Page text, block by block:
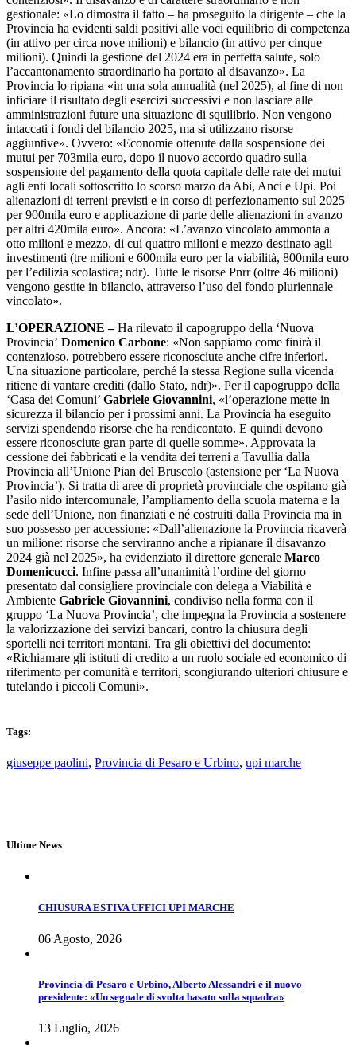
gestionale: «Lo dimostra il fatto – ha proseguito la dirigente – che la
Provincia ha evidenti saldi positivi alle voci equilibrio di competenza
(in attivo per circa nove milioni) e bilancio (in attivo per cinque
milioni). Quindi la gestione del 2024 era in perfetta salute, solo
l’accantonamento straordinario ha portato al disavanzo». La
Provincia lo ripiana «in una sola annualità (nel 2025), al fine di non
inficiare il risultato degli esercizi successivi e non lasciare alle
amministrazioni future una situazione di squilibrio. Non vengono
intaccati i fondi del bilancio 2025, ma si utilizzano risorse
aggiuntive». Ovvero: «Economie ottenute dalla sospensione dei
mutui per 703mila euro, dopo il nuovo accordo quadro sulla
sospensione del pagamento della quota capitale delle rate dei mutui
agli enti locali sottoscritto lo scorso marzo da Abi, Anci e Upi. Poi
alienazioni di terreni previsti e in corso di perfezionamento sul 2025
per 900mila euro e applicazione di parte delle alienazioni in avanzo
per altri 420mila euro». Ancora: «L’avanzo vincolato ammonta a
otto milioni e mezzo, di cui quattro milioni e mezzo destinato agli
investimenti (tre milioni e 600mila euro per la viabilità, 800mila euro
per l’edilizia scolastica; ndr). Tutte le risorse Pnrr (oltre 46 milioni)
vengono gestite in bilancio, attraverso l’uso del fondo pluriennale
vincolato».
L’OPERAZIONE –Ha rilevato il capogruppo della ‘Nuova
Provincia’ Domenico Carbone: «Non sappiamo come finirà il
contenzioso, potrebbero essere riconosciute anche cifre inferiori.
Una situazione particolare, perché la stessa Regione sulla vicenda
ritiene di vantare crediti (dallo Stato, ndr)». Per il capogruppo della
‘Casa dei Comuni’ Gabriele Giovannini, «l’operazione mette in
sicurezza il bilancio per i prossimi anni. La Provincia ha eseguito
servizi spendendo risorse che ha rendicontato. E quindi devono
essere riconosciute gran parte di quelle somme». Approvata la
cessione dei fabbricati e la vendita dei terreni a Tavullia dalla
Provincia all’Unione Pian del Bruscolo (astensione per ‘La Nuova
Provincia’). Si tratta di aree di proprietà provinciale che ospitano già
l’asilo nido intercomunale, l’ampliamento della scuola materna e la
sede dell’Unione, non finanziati e né costruiti dalla Provincia ma in
suo possesso per accessione: «Dall’alienazione la Provincia ricaverà
un milione: risorse che serviranno anche a ripianare il disavanzo
2024 già nel 2025», ha evidenziato il direttore generale Marco
Domenicucci. Infine passa all’unanimità l’ordine del giorno
presentato dal consigliere provinciale con delega a Viabilità e
Ambiente Gabriele Giovannini, condiviso nella forma con il
gruppo ‘La Nuova Provincia’, che impegna la Provincia a sostenere
la valorizzazione dei servizi bancari, contro la chiusura degli
sportelli nei territori montani. Tra gli obiettivi del documento:
«Richiamare gli istituti di credito a un ruolo sociale ed economico di
riferimento per comunità e territori, scongiurando ulteriori chiusure e
tutelando i piccoli Comuni».
Tags:
giuseppe paolini, Provincia di Pesaro e Urbino, upi marche
Ultime News
CHIUSURA ESTIVA UFFICI UPI MARCHE
06 Agosto, 2026
Provincia di Pesaro e Urbino, Alberto Alessandri è il nuovo
presidente: «Un segnale di svolta basato sulla squadra»
13 Luglio, 2026